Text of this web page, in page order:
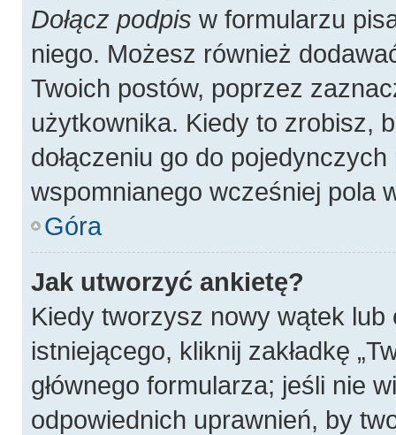
Dołącz podpis w formularzu
niego. Możesz również
Twoich postów, poprzez
użytkownika. Kiedy to zrobisz,
dołączeniu go do
wspomnianego wcześniej pola
Góra
Jak utworzyć ankietę?
Kiedy tworzysz nowy wątek
istniejącego, kliknij zakładkę
głównego formularza; jeśli nie
odpowiednich uprawnień, by